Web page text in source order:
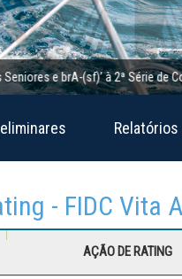
brA-(sf)’ à 2ª Série de Cotas
- FIDC Vita
AÇÃO DE RATING